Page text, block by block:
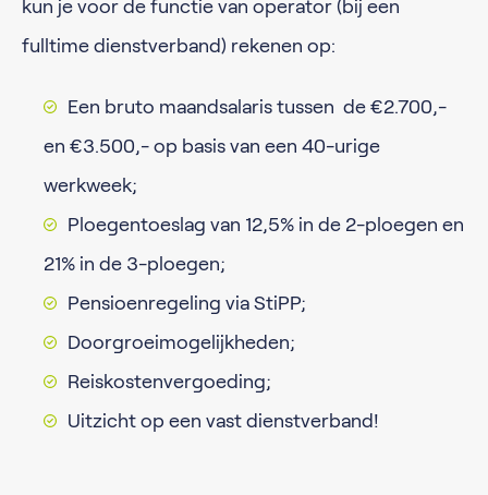
kun je voor de functie van operator (bij een
fulltime dienstverband) rekenen op:
Een bruto maandsalaris tussen de €2.700,-
en €3.500,- op basis van een 40-urige
werkweek;
Ploegentoeslag van 12,5% in de 2-ploegen en
21% in de 3-ploegen;
Pensioenregeling via StiPP;
Doorgroeimogelijkheden;
Reiskostenvergoeding;
Uitzicht op een vast dienstverband!